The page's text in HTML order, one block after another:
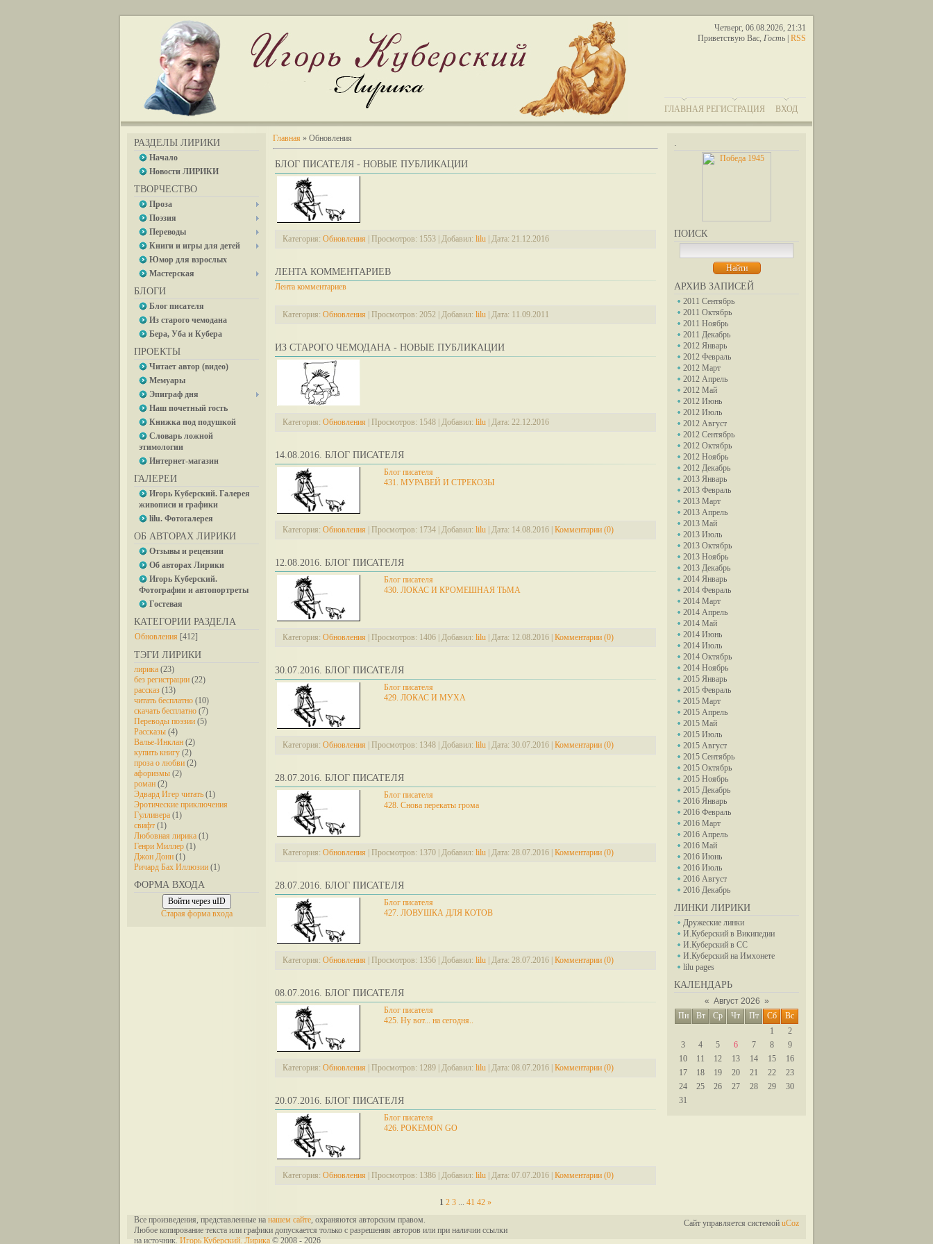
Четверг, 06.08.2026, 21:31
Приветствую Вас, Гость RSS
ГЛАВНАЯ РЕГИСТРАЦИЯ ВХОД
РАЗДЕЛЫ ЛИРИКИ
Начало
Новости ЛИРИКИ
ТВОРЧЕСТВО
Проза
Поэзия
Переводы
Книги и игры для детей
Юмор для взрослых
Мастерская
БЛОГИ
Блог писателя
Из старого чемодана
Бера, Уба и Кубера
ПРОЕКТЫ
Читает автор (видео)
Мемуары
Эпиграф дня
Наш почетный гость
Книжка под подушкой
Словарь ложной
этимологии
Интернет-магазин
ГАЛЕРЕИ
Игорь Куберский. Галерея
живописи и графики
lilu. Фотогалерея
ОБ АВТОРАХ ЛИРИКИ
Отзывы и рецензии
Об авторах Лирики
Игорь Куберский.
Фотографии и автопортреты
Гостевая
КАТЕГОРИИ РАЗДЕЛА
Обновления [412]
ТЭГИ ЛИРИКИ
лирика (23)
без регистрации (22)
рассказ (13)
читать бесплатно (10)
скачать бесплатно (7)
Переводы поэзии (5)
Рассказы (4)
Валье-Инклан (2)
купить книгу (2)
проза о любви (2)
афоризмы (2)
роман (2)
Эдвард Игер читать (1)
Эротические приключения
Гулливера (1)
свифт (1)
Любовная лирика (1)
Генри Миллер (1)
Джон Донн (1)
Ричард Бах Иллюзии (1)
ФОРМА ВХОДА
Войти через uID
Старая форма входа
.
ПОИСК
АРХИВ ЗАПИСЕЙ
2011 Сентябрь
2011 Октябрь
2011 Ноябрь
2011 Декабрь
2012 Январь
2012 Февраль
2012 Март
2012 Апрель
2012 Май
2012 Июнь
2012 Июль
2012 Август
2012 Сентябрь
2012 Октябрь
2012 Ноябрь
2012 Декабрь
2013 Январь
2013 Февраль
2013 Март
2013 Апрель
2013 Май
2013 Июль
2013 Октябрь
2013 Ноябрь
2013 Декабрь
2014 Январь
2014 Февраль
2014 Март
2014 Апрель
2014 Май
2014 Июнь
2014 Июль
2014 Октябрь
2014 Ноябрь
2015 Январь
2015 Февраль
2015 Март
2015 Апрель
2015 Май
2015 Июль
2015 Август
2015 Сентябрь
2015 Октябрь
2015 Ноябрь
2015 Декабрь
2016 Январь
2016 Февраль
2016 Март
2016 Апрель
2016 Май
2016 Июнь
2016 Июль
2016 Август
2016 Декабрь
ЛИНКИ ЛИРИКИ
Дружеские линки
И.Куберский в Википедии
И.Куберский в СС
И.Куберский на Имхонете
lilu pages
КАЛЕНДАРЬ
« Август 2026 »
Пн
Вт Ср Чт Пт Сб
Вс
1
2
3
4 5 6 7 8
9
10
11 12 13 14 15
16
17
18 19 20 21 22
23
24
25 26 27 28 29
30
31
Главная » Обновления
БЛОГ ПИСАТЕЛЯ - НОВЫЕ ПУБЛИКАЦИИ
Категория: Обновления Просмотров: 1553 Добавил: lilu Дата: 21.12.2016
ЛЕНТА КОММЕНТАРИЕВ
Лента комментариев
Категория: Обновления Просмотров: 2052 Добавил: lilu Дата: 11.09.2011
ИЗ СТАРОГО ЧЕМОДАНА - НОВЫЕ ПУБЛИКАЦИИ
Категория: Обновления Просмотров: 1548 Добавил: lilu Дата: 22.12.2016
14.08.2016. БЛОГ ПИСАТЕЛЯ
Блог писателя
431. МУРАВЕЙ И СТРЕКОЗЫ
Категория: Обновления Просмотров: 1734 Добавил: lilu Дата: 14.08.2016 Комментарии (0)
12.08.2016. БЛОГ ПИСАТЕЛЯ
Блог писателя
430. ЛОКАС И КРОМЕШНАЯ ТЬМА
Категория: Обновления Просмотров: 1406 Добавил: lilu Дата: 12.08.2016 Комментарии (0)
30.07.2016. БЛОГ ПИСАТЕЛЯ
Блог писателя
429. ЛОКАС И МУХА
Категория: Обновления Просмотров: 1348 Добавил: lilu Дата: 30.07.2016 Комментарии (0)
28.07.2016. БЛОГ ПИСАТЕЛЯ
Блог писателя
428. Снова перекаты грома
Категория: Обновления Просмотров: 1370 Добавил: lilu Дата: 28.07.2016 Комментарии (0)
28.07.2016. БЛОГ ПИСАТЕЛЯ
Блог писателя
427. ЛОВУШКА ДЛЯ КОТОВ
Категория: Обновления Просмотров: 1356 Добавил: lilu Дата: 28.07.2016 Комментарии (0)
08.07.2016. БЛОГ ПИСАТЕЛЯ
Блог писателя
425. Ну вот... на сегодня..
Категория: Обновления Просмотров: 1289 Добавил: lilu Дата: 08.07.2016 Комментарии (0)
20.07.2016. БЛОГ ПИСАТЕЛЯ
Блог писателя
426. POKEMON GO
Категория: Обновления Просмотров: 1386 Добавил: lilu Дата: 07.07.2016 Комментарии (0)
1 2 3 ... 41 42 »
Все произведения, представленные на нашем сайте, охраняются авторским правом.
Любое копирование текста или графики допускается только с разрешения авторов или при наличии ссылки
на источник. Игорь Куберский. Лирика © 2008 - 2026
Сайт управляется системой uCoz